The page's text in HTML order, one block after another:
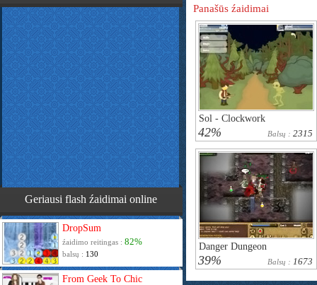
Geriausi flash źaidimai online
DropSum
źaidimo reitingas : 82%
balsų : 130
From Geek To Chic
Panašūs źaidimai
Sol - Clockwork
42% Balsų : 2315
Danger Dungeon
39% Balsų : 1673